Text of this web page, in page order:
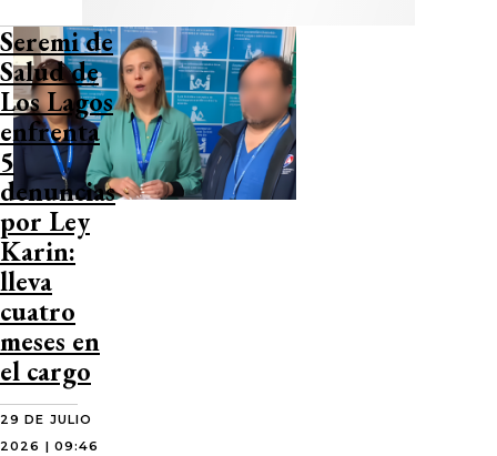
Seremi de
Salud de
Los Lagos
enfrenta
5
denuncias
por Ley
Karin:
lleva
cuatro
meses en
el cargo
29 DE JULIO
2026 | 09:46